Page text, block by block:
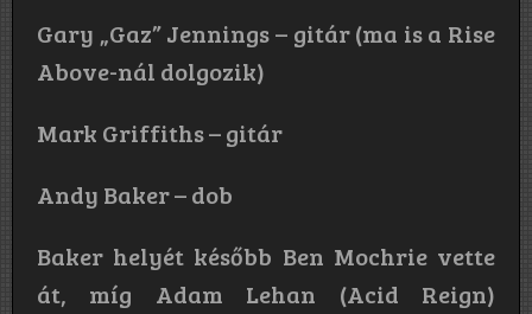
Gary „Gaz” Jennings – gitár (ma is a Rise
Above-nál dolgozik)
Mark Griffiths – gitár
Andy Baker – dob
Baker helyét később Ben Mochrie vette
át, míg Adam Lehan (Acid Reign)